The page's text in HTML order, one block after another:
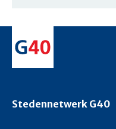
Stedennetwerk G40